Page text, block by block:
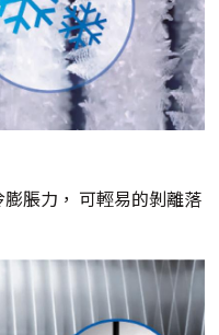
脹力， 可輕易的剝離落